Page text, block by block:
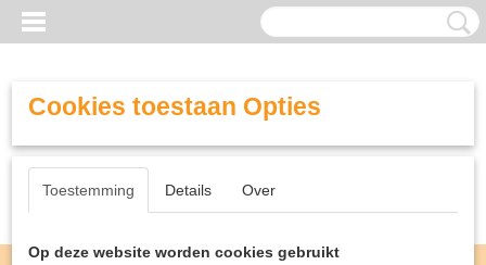
Cookies toestaan Opties
Toestemming Details Over
Op deze website worden cookies gebruikt